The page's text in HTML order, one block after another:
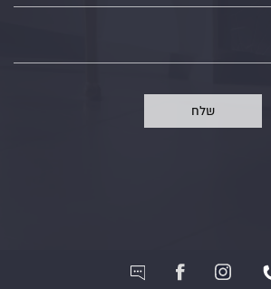
שלח